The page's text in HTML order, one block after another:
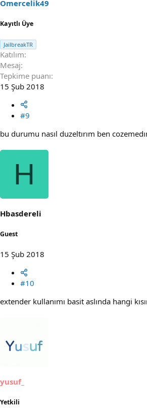
Omercelik49
Kayıtlı Üye
JailbreakTR
Katılım
Mesaj
Tepkime puanı
15 Şub 2018
#9
bu durumu nasıl duzeltırım ben
H
Hbasdereli
Guest
15 Şub 2018
#10
extender kullanımı basit aslında hangi
yusuf_
Yetkili